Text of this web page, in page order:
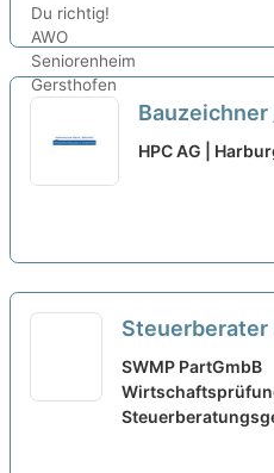
Konstrukteur
HPC AG |
Steuerberater
Teilzeit neu
SWMP PartGmbB